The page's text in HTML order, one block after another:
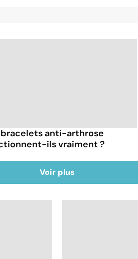
bracelets anti-arthrose
ils vraiment ?
Voir plus